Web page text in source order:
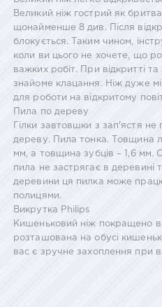
Великий ніж гострий як
щонайменше 8 див. Після
блокується. Таким чином,
коли ви цього не хочете, що
важких робіт. При відкритті
знайоме клацання. Ніж дуже
для роботи на відкритому
Пила по дереву
Гілки завтовшки з зап'ястя не
дереву. Пила тонка. Товщина
мм, а товщина зубців – 1,6 мм.
пила не застрягає в деревині
деревини ця пилка може
полицями.
Викрутка Philips
Кишеньковий ніж покращено
розташована на обусі
вас є зручне захоплення при